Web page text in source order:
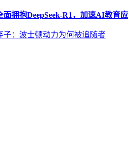
面拥抱DeepSeek-R1，加速AI教育应
子：波士顿动力为何被追随者